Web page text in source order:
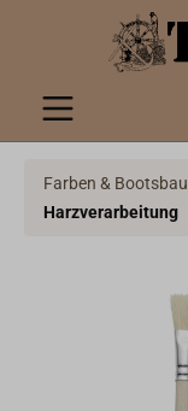
springen
Farben & Bootsbau
Harzverarbeitung